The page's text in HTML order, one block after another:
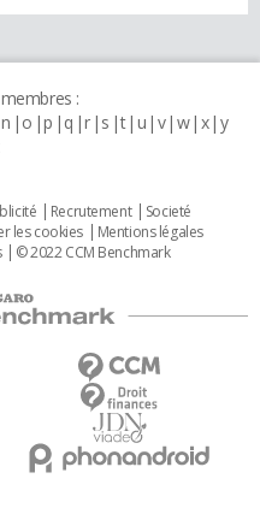
:
n o p q r s t u v w x y
Recrutement
Societé
les cookies
Mentions légales
© 2022 CCM Benchmark